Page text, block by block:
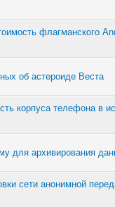
флагманского
об астероиде Веста
корпуса телефона в
для архивирования
сети анонимной